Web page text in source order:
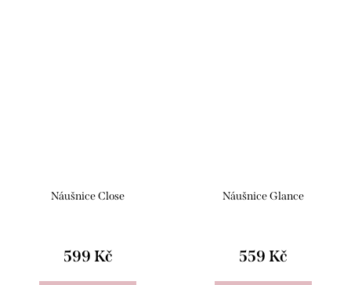
Náušnice Close
599 Kč
Náušnice Glance
559 Kč